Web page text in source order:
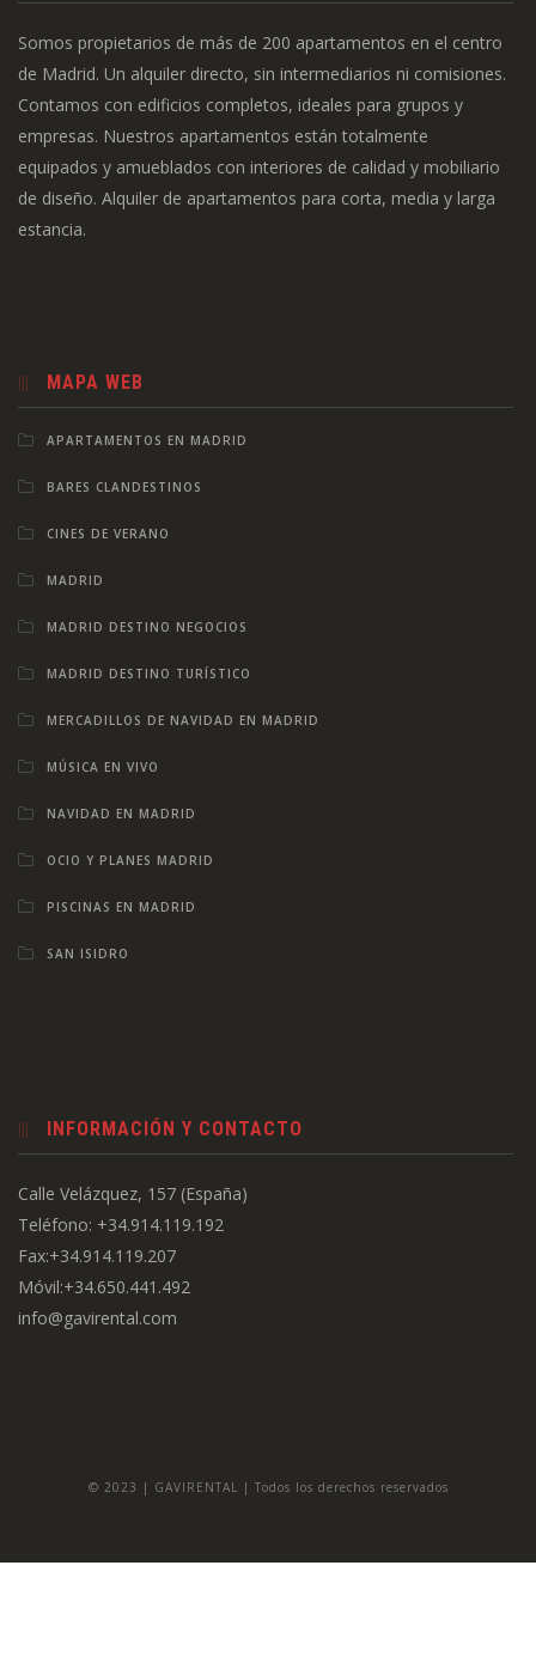
Somos propietarios de más de 200 apartamentos en el centro
de Madrid. Un alquiler directo, sin intermediarios ni comisiones.
Contamos con edificios completos, ideales para grupos y
empresas. Nuestros apartamentos están totalmente
equipados y amueblados con interiores de calidad y mobiliario
de diseño. Alquiler de apartamentos para corta, media y larga
estancia.
MAPA WEB
APARTAMENTOS EN MADRID
BARES CLANDESTINOS
CINES DE VERANO
MADRID
MADRID DESTINO NEGOCIOS
MADRID DESTINO TURÍSTICO
MERCADILLOS DE NAVIDAD EN MADRID
MÚSICA EN VIVO
NAVIDAD EN MADRID
OCIO Y PLANES MADRID
PISCINAS EN MADRID
SAN ISIDRO
INFORMACIÓN Y CONTACTO
Calle Velázquez, 157 (España)
Teléfono: +34.914.119.192
Fax:+34.914.119.207
Móvil:+34.650.441.492
info@gavirental.com
© 2023 | GAVIRENTAL | Todos los derechos reservados